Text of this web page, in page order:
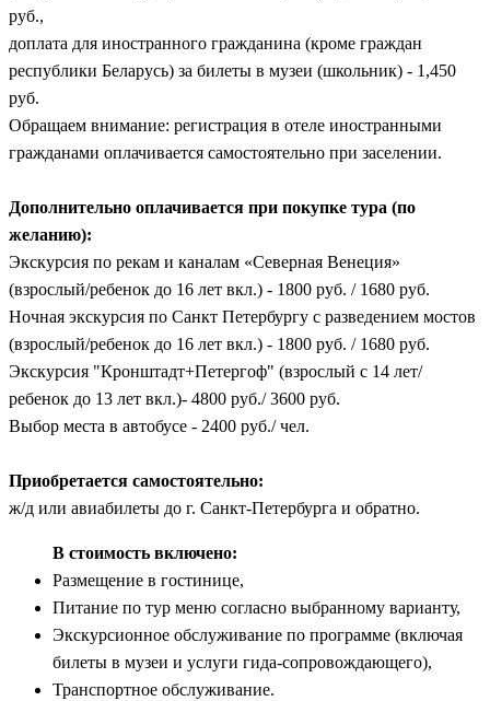
руб.,
доплата для иностранного гражданина (кроме граждан
республики Беларусь) за билеты в музеи (школьник) - 1,450
руб.
Обращаем внимание: регистрация в отеле иностранными
гражданами оплачивается самостоятельно при заселении.
Дополнительно оплачивается при покупке тура (по
желанию):
Экскурсия по рекам и каналам «Северная Венеция»
(взрослый/ребенок до 16 лет вкл.) - 1800 руб. / 1680 руб.
Ночная экскурсия по Санкт Петербургу с разведением мостов
(взрослый/ребенок до 16 лет вкл.) - 1800 руб. / 1680 руб.
Экскурсия "Кронштадт+Петергоф" (взрослый с 14 лет/
ребенок до 13 лет вкл.)- 4800 руб./ 3600 руб.
Выбор места в автобусе - 2400 руб./ чел.
Приобретается самостоятельно:
ж/д или авиабилеты до г. Санкт-Петербурга и обратно.
В стоимость включено:
Размещение в гостинице,
Питание по тур меню согласно выбранному варианту,
Экскурсионное обслуживание по программе (включая
билеты в музеи и услуги гида-сопровождающего),
Транспортное обслуживание.